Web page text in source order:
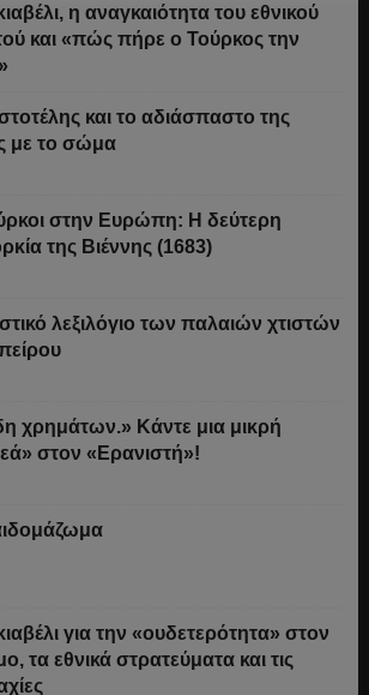
η αναγκαιότητα του εθνικού
και «πώς πήρε ο Τούρκος την
και το αδιάσπαστο της
με το σώμα
στην Ευρώπη: Η δεύτερη
της Βιέννης (1683)
λεξιλόγιο των παλαιών χτιστών
χρημάτων.» Κάντε μια μικρή
στον «Ερανιστή»!
για την «ουδετερότητα» στον
τα εθνικά στρατεύματα και τις